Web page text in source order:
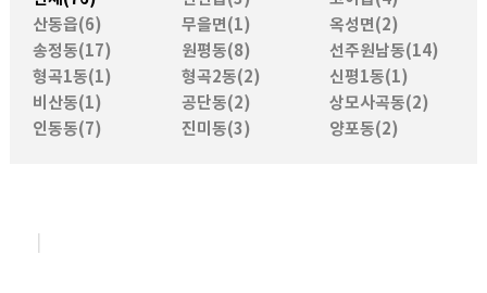
산동읍(6)
무을면(1)
옥성면(2)
송정동(17)
원평동(8)
선주원남동(14)
형곡1동(1)
형곡2동(2)
신평1동(1)
비산동(1)
공단동(2)
상모사곡동(2)
인동동(7)
진미동(3) 양포동(2)